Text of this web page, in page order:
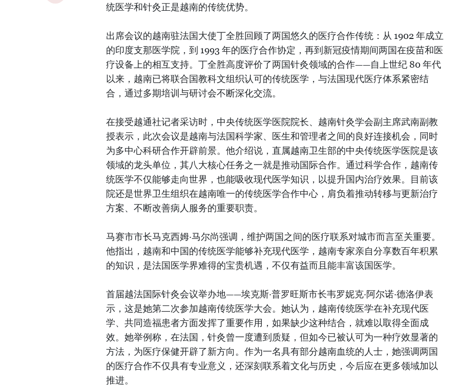
统医学和针灸正是越南的传统优势。
出席会议的越南驻法国大使丁全胜回顾了两国悠久的医疗合作传统：从 1902 年成立
的印度支那医学院，到 1993 年的医疗合作协定，再到新冠疫情期间两国在疫苗和医
疗设备上的相互支持。丁全胜高度评价了两国针灸领域的合作——自上世纪 80 年代
以来，越南已将联合国教科文组织认可的传统医学，与法国现代医疗体系紧密结
合，通过多期培训与研讨会不断深化交流。
在接受越通社记者采访时，中央传统医学医院院长、越南针灸学会副主席武南副教
授表示，此次会议是越南与法国科学家、医生和管理者之间的良好连接机会，同时
为多中心科研合作开辟前景。他介绍说，直属越南卫生部的中央传统医学医院是该
领域的龙头单位，其八大核心任务之一就是推动国际合作。通过科学合作，越南传
统医学不仅能够走向世界，也能吸收现代医学知识，以提升国内治疗效果。目前该
院还是世界卫生组织在越南唯一的传统医学合作中心，肩负着推动转移与更新治疗
方案、不断改善病人服务的重要职责。
马赛市市长马克西姆·马尔尚强调，维护两国之间的医疗联系对城市而言至关重要。
他指出，越南和中国的传统医学能够补充现代医学，越南专家亲自分享数百年积累
的知识，是法国医学界难得的宝贵机遇，不仅有益而且能丰富该国医学。
首届越法国际针灸会议举办地——埃克斯·普罗旺斯市长韦罗妮克·阿尔诺·德洛伊表
示，这是她第二次参加越南传统医学大会。她认为，越南传统医学在补充现代医
学、共同造福患者方面发挥了重要作用，如果缺少这种结合，就难以取得全面成
效。她举例称，在法国，针灸曾一度遭到质疑，但如今已被认可为一种疗效显著的
方法，为医疗保健开辟了新方向。作为一名具有部分越南血统的人士，她强调两国
的医疗合作不仅具有专业意义，还深刻联系着文化与历史，今后应在更多领域加以
推进。